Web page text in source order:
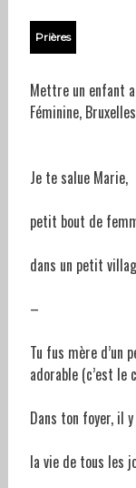
Prières
Mettre un enfant
Féminine, Bruxelles
Je te salue Marie,
petit bout de
dans un petit
–
Tu fus mère d’un
adorable (c’est le
Dans ton foyer, il
la vie de tous les